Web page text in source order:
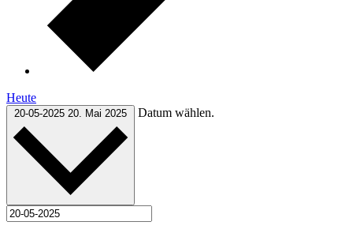
Heute
20-05-2025 20. Mai 2025 Datum wählen.